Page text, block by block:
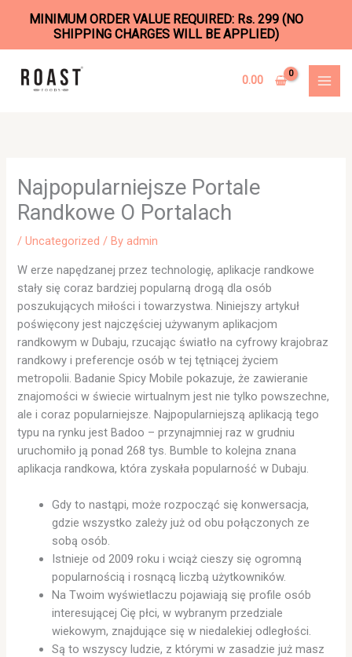
content
0.00
Najpopularniejsze Portale
Randkowe O Portalach
/Uncategorized / Byadmin
W erze napędzanej przez technologię, aplikacje randkowe
stały się coraz bardziej popularną drogą dla osób
poszukujących miłości i towarzystwa. Niniejszy artykuł
poświęcony jest najczęściej używanym aplikacjom
randkowym w Dubaju, rzucając światło na cyfrowy krajobraz
randkowy i preferencje osób w tej tętniącej życiem
metropolii. Badanie Spicy Mobile pokazuje, że zawieranie
znajomości w świecie wirtualnym jest nie tylko powszechne,
ale i coraz popularniejsze. Najpopularniejszą aplikacją tego
typu na rynku jest Badoo – przynajmniej raz w grudniu
uruchomiło ją ponad 268 tys. Bumble to kolejna znana
aplikacja randkowa, która zyskała popularność w Dubaju.
Gdy to nastąpi, może rozpocząć się konwersacja,
gdzie wszystko zależy już od obu połączonych ze
sobą osób.
Istnieje od 2009 roku i wciąż cieszy się ogromną
popularnością i rosnącą liczbą użytkowników.
Na Twoim wyświetlaczu pojawiają się profile osób
interesującej Cię płci, w wybranym przedziale
wiekowym, znajdujące się w niedalekiej odległości.
Są to wszyscy ludzie, z którymi w zasadzie już masz
MINIMUM ORDER VALUE REQUIRED: Rs. 299 (NO
SHIPPING CHARGES WILL BE APPLIED)